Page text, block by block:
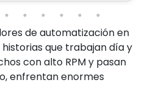
de automatización en
que trabajan día y
con alto RPM y pasan
enfrentan enormes